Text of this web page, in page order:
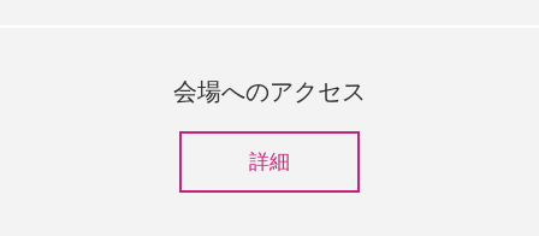
会場へのアクセス
詳細